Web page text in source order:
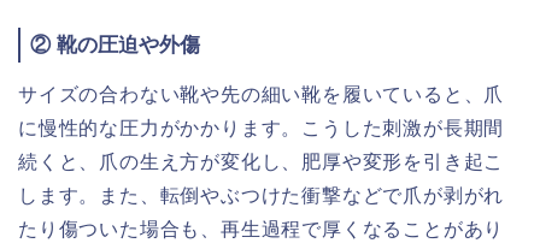
② 靴の圧迫や外傷
サイズの合わない靴や先の細い靴を履いていると、爪
に慢性的な圧力がかかります。こうした刺激が長期間
続くと、爪の生え方が変化し、肥厚や変形を引き起こ
します。また、転倒やぶつけた衝撃などで爪が剥がれ
たり傷ついた場合も、再生過程で厚くなることがあり